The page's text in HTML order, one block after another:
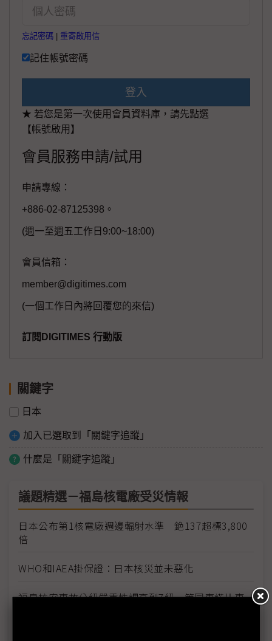
忘記密碼 重寄啟用信
記住帳號密碼
登入
★ 若您是第一次使用會員資料庫，請先點選
【帳號啟用】
會員服務申請/試用
申請專線：
+886-02-87125398。
(週一至週五工作日9:00~18:00)
會員信箱：
member@digitimes.com
(一個工作日內將回覆您的來信)
訂閱DIGITIMES 行動版
關鍵字
日本
加入已選取到「關鍵字追蹤」
什麼是「關鍵字追蹤」
議題精選－福島核電廠受災情報
日本公布第1核電廠週邊輻射水準 銫137超標3,800
倍
WHO和IAEA掛保證：日本核災並未惡化
福島核安事故分級嚴重性調高到7級 等同車諾比事